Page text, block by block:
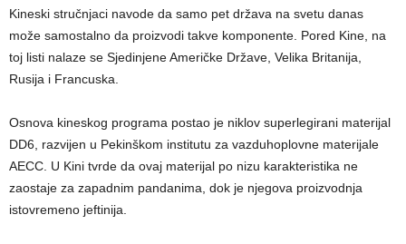
Kineski stručnjaci navode da samo pet država na svetu danas
može samostalno da proizvodi takve komponente. Pored Kine, na
toj listi nalaze se Sjedinjene Američke Države, Velika Britanija,
Rusija i Francuska.
Osnova kineskog programa postao je niklov superlegirani materijal
DD6, razvijen u Pekinškom institutu za vazduhoplovne materijale
AECC. U Kini tvrde da ovaj materijal po nizu karakteristika ne
zaostaje za zapadnim pandanima, dok je njegova proizvodnja
istovremeno jeftinija.